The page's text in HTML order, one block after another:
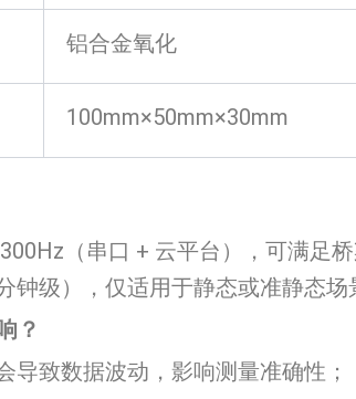
铝合金氧化
100mm×50mm×30mm
（串口 + 云平台），可满足
级），仅适用于静态或准静态场
？
致数据波动，影响测量准确性；